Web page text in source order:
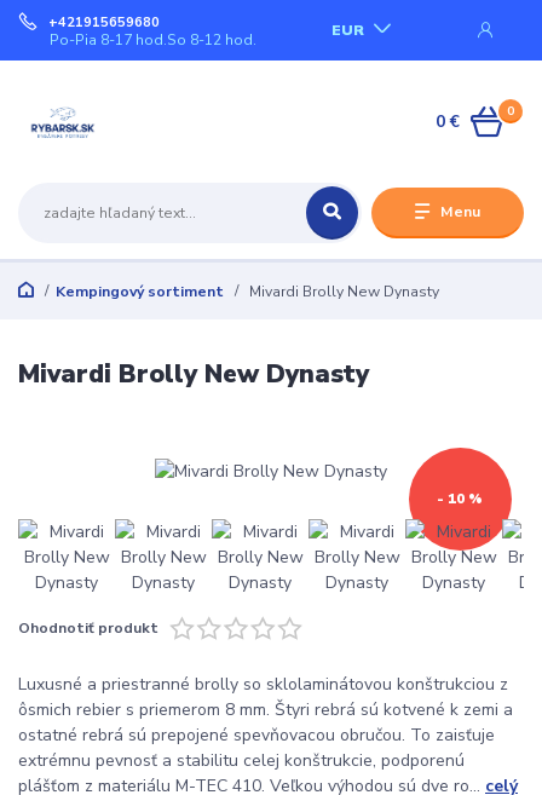
Menu
EUR
+421915659680
Po-Pia 8-17 hod.So 8-12 hod.
0
0 €
Kempingový sortiment Mivardi Brolly New Dynasty
Mivardi Brolly New Dynasty
- 10 %
Ohodnotiť produkt
Luxusné a priestranné brolly so sklolaminátovou konštrukciou z
ôsmich rebier s priemerom 8 mm. Štyri rebrá sú kotvené k zemi a
ostatné rebrá sú prepojené spevňovacou obručou. To zaisťuje
extrémnu pevnosť a stabilitu celej konštrukcie, podporenú
plášťom z materiálu M-TEC 410. Veľkou výhodou sú dve ro... celý